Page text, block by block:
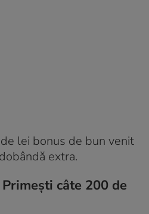
lei bonus de bun venit
extra.
câte 200 de